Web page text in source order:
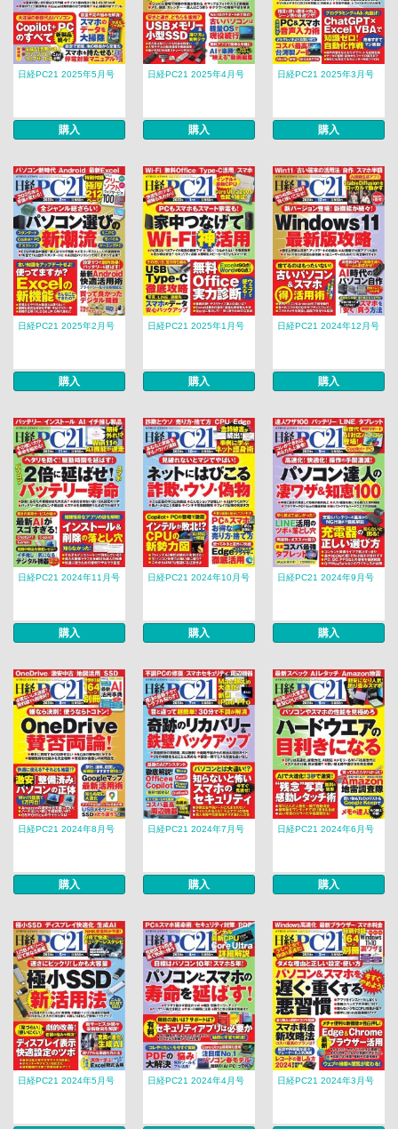
日経PC21 2025年5月号
購入
日経PC21 2025年4月号
購入
日経PC21 2025年3月号
購入
日経PC21 2025年2月号
購入
日経PC21 2025年1月号
購入
日経PC21 2024年12月号
購入
日経PC21 2024年11月号
購入
日経PC21 2024年10月号
購入
日経PC21 2024年9月号
購入
日経PC21 2024年8月号
購入
日経PC21 2024年7月号
購入
日経PC21 2024年6月号
購入
日経PC21 2024年5月号 日経PC21 2024年4月号 日経PC21 2024年3月号